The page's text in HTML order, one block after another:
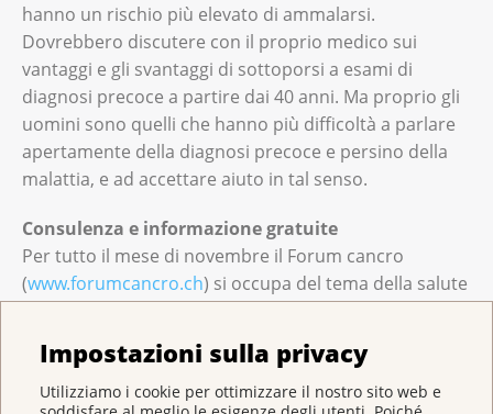
Impostazioni sulla privacy
Utilizziamo i cookie per ottimizzare il nostro sito web e
hanno un rischio più elevato di ammalarsi.
Dovrebbero discutere con il proprio medico sui
vantaggi e gli svantaggi di sottoporsi a esami di
diagnosi precoce a partire dai 40 anni. Ma proprio gli
uomini sono quelli che hanno più difficoltà a parlare
apertamente della diagnosi precoce e persino della
malattia, e ad accettare aiuto in tal senso.
Consulenza e informazione gratuite
Per tutto il mese di novembre il Forum cancro
(www.forumcancro.ch) si occupa del tema della salute
interessate possono scambiarsi informazioni o porre
le loro domande per iscritto ai nostri esperti di
comprovata esperienza. Le risposte vengono